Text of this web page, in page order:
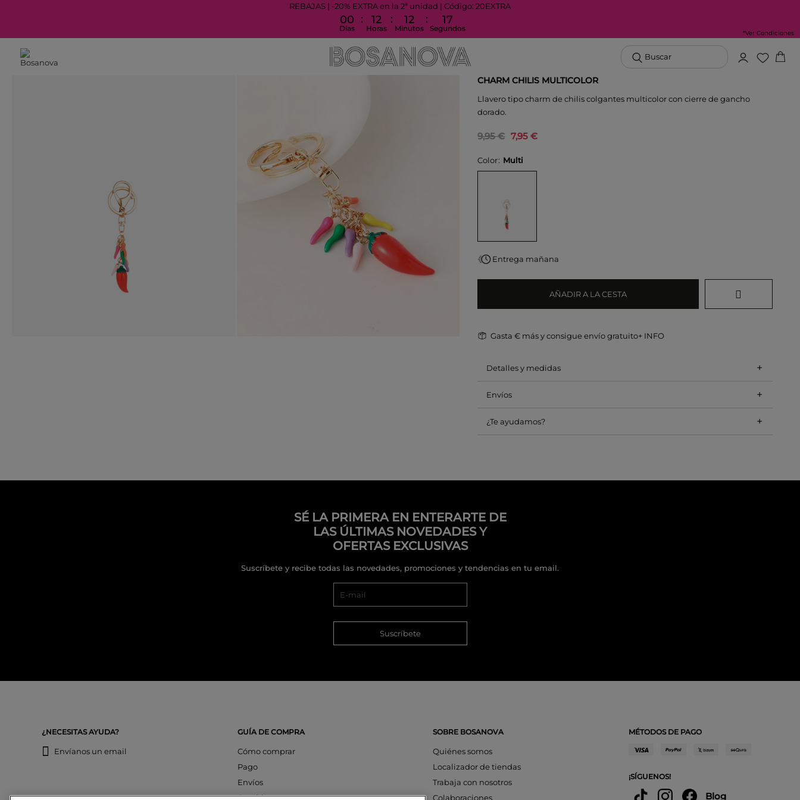
REBAJAS | -20% EXTRA en la 2ª unidad | Código: 20EXTRA
00
Días
: 12
Horas
: 12
Minutos
: 17
Segundos
*Ver Condiciones
Buscar
CHARM CHILIS MULTICOLOR
Llavero tipo charm de chilis colgantes multicolor con cierre de gancho
dorado.
7,95 €
9,95 €
Color Multi
Entrega mañana
AÑADIR A LA CESTA
Gasta€ más y consigue envío gratuito+ INFO
Detalles y medidas +
Envíos +
¿Te ayudamos? +
SÉ LA PRIMERA EN ENTERARTE DE
LAS ÚLTIMAS NOVEDADES Y
OFERTAS EXCLUSIVAS
Suscríbete y recibe todas las novedades, promociones y tendencias en tu email.
Suscríbete
¿NECESITAS AYUDA?
Envíanos un email
GUÍA DE COMPRA
Cómo comprar
Pago
Envíos
Cambios
SOBRE BOSANOVA
Quiénes somos
Localizador de tiendas
Trabaja con nosotros
Colaboraciones
MÉTODOS DE PAGO
¡SÍGUENOS!
Blog